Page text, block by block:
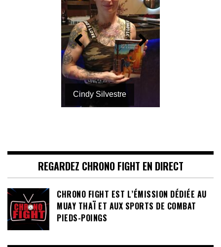
Cindy Silvestre
REGARDEZ CHRONO FIGHT EN DIRECT
CHRONO FIGHT EST L’ÉMISSION DÉDIÉE AU
MUAY THAÏ ET AUX SPORTS DE COMBAT
PIEDS-POINGS